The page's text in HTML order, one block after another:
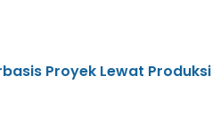
Proyek Lewat Produksi